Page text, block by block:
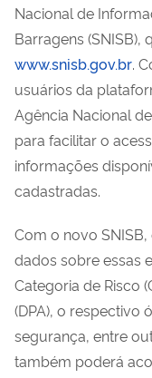
Nacional de
Barragens (SNISB),
www.snisb.gov.br.
usuários da
Agência Nacional
para facilitar o
informações
cadastradas.
Com o novo
dados sobre essas
Categoria de Risco
(DPA), o respectivo
segurança, entre
também poderá